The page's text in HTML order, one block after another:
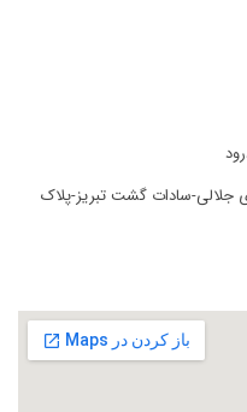
جلالی-سادات گشت تبریز-پلاک